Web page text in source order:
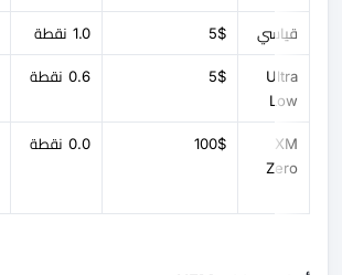
قياسي 5$ 1.0 نقطة
Ultra
Low
5$ 0.6 نقطة
XM
Zero
100$ 0.0 نقطة